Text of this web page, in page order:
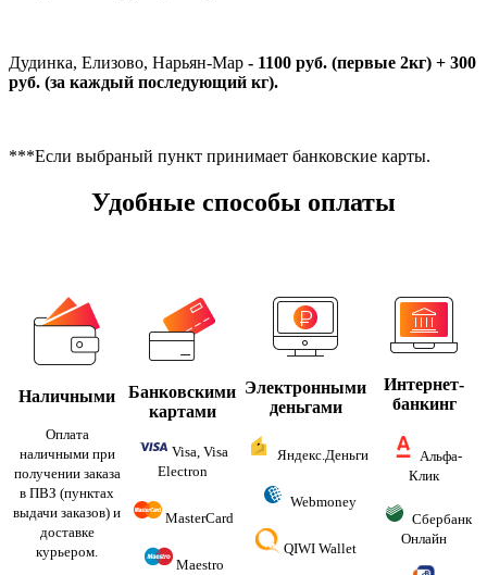
Дудинка, Елизово, Нарьян-Мар - 1100 руб. (первые 2кг) + 300
руб. (за каждый последующий кг).
***Если выбраный пункт принимает банковские карты.
Удобные способы оплаты
Наличными
Оплата
наличными при
получении заказа
в ПВЗ (пунктах
выдачи заказов) и
доставке
курьером.
Банковскими
картами
Visa, Visa
Electron
MasterCard
Maestro
Электронными
деньгами
Яндекс.Деньги
Webmoney
QIWI Wallet
Интернет-
банкинг
Альфа-
Клик
Сбербанк
Онлайн